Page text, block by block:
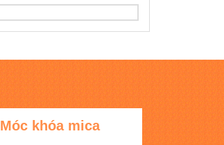
Móc khóa mica